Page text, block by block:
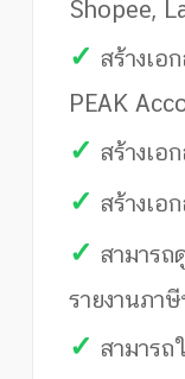
Shopee,
✓ สร้างเอ
PEAK
✓ สร้างเอ
✓ สร้างเอ
✓ สามารถ
รายงานภา
✓ สามารถ